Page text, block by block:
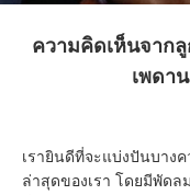
ความคิดเห็นจาก
เพดา
เรายินดีที่จะแบ่งปันบาง
ล่าสุดของเรา โดยมีพัดล